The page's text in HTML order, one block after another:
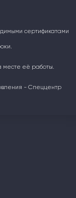
сертификатами
месте её работы.
- Спеццентр